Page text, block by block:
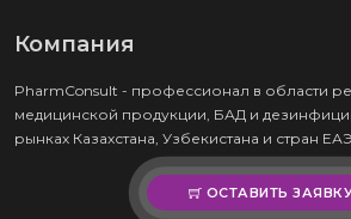
Компания
PharmConsult - профессионал в области
медицинской продукции, БАД и
рынках Казахстана, Узбекистана и стран
ОСТАВИТЬ